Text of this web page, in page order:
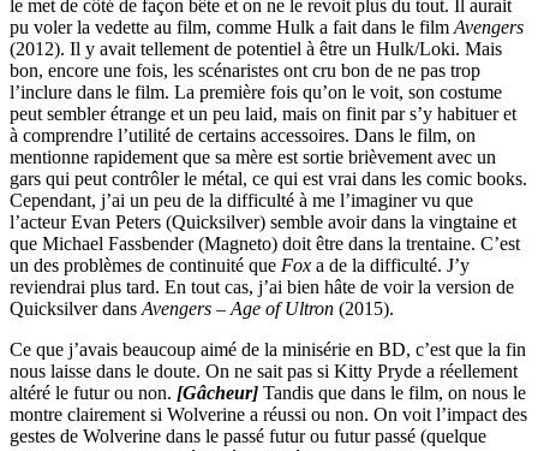
le met de côté de façon bête et on ne le revoit plus du tout. Il aurait
pu voler la vedette au film, comme Hulk a fait dans le film Avengers
(2012). Il y avait tellement de potentiel à être un Hulk/Loki. Mais
bon, encore une fois, les scénaristes ont cru bon de ne pas trop
l’inclure dans le film. La première fois qu’on le voit, son costume
peut sembler étrange et un peu laid, mais on finit par s’y habituer et
à comprendre l’utilité de certains accessoires. Dans le film, on
mentionne rapidement que sa mère est sortie brièvement avec un
gars qui peut contrôler le métal, ce qui est vrai dans les comic books.
Cependant, j’ai un peu de la difficulté à me l’imaginer vu que
l’acteur Evan Peters (Quicksilver) semble avoir dans la vingtaine et
que Michael Fassbender (Magneto) doit être dans la trentaine. C’est
un des problèmes de continuité que Fox a de la difficulté. J’y
reviendrai plus tard. En tout cas, j’ai bien hâte de voir la version de
Quicksilver dans Avengers – Age of Ultron (2015).
Ce que j’avais beaucoup aimé de la minisérie en BD, c’est que la fin
nous laisse dans le doute. On ne sait pas si Kitty Pryde a réellement
altéré le futur ou non. [Gâcheur] Tandis que dans le film, on nous le
montre clairement si Wolverine a réussi ou non. On voit l’impact des
gestes de Wolverine dans le passé futur ou futur passé (quelque